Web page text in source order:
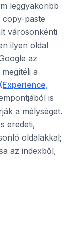
leggyakoribb
copy-paste
városonkénti
ilyen oldal
az
a
is
a mélységet.
eredeti,
oldalakkal;
az indexből,